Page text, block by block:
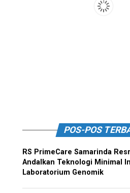
POS-POS
RS PrimeCare Samarinda
Andalkan Teknologi Minimal
Laboratorium Genomik